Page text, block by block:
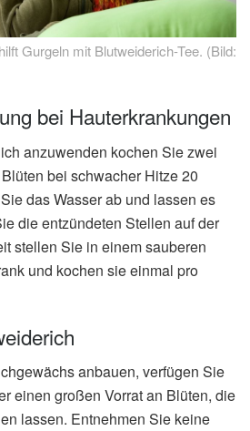
Gurgeln mit Blutweiderich-Tee. (Bild:
bei Hauterkrankungen
anzuwenden kochen Sie zwei
bei schwacher Hitze 20
das Wasser ab und lassen es
die entzündeten Stellen auf der
stellen Sie in einem sauberen
und kochen sie einmal pro
anbauen, verfügen Sie
einen großen Vorrat an Blüten, die
lassen. Entnehmen Sie keine